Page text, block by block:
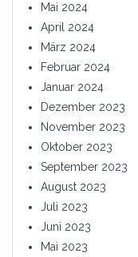
Mai 2024
April 2024
März 2024
Februar 2024
Januar 2024
Dezember 2023
November 2023
Oktober 2023
September 2023
August 2023
Juli 2023
Juni 2023
Mai 2023